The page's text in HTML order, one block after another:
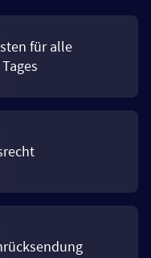
für alle